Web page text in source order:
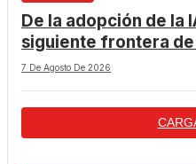
De la adopción de la
siguiente frontera de
7 De Agosto De 2026